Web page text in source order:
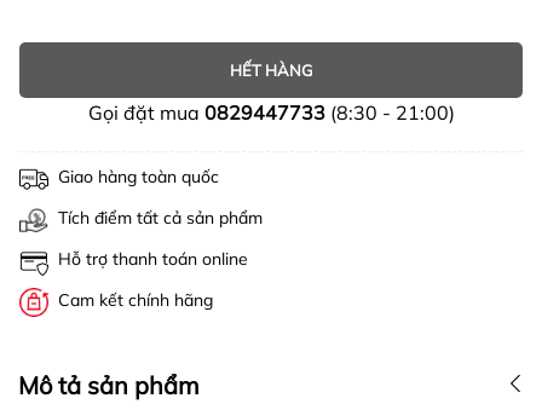
HẾT HÀNG
Gọi đặt mua 0829447733(8:30 - 21:00)
Giao hàng toàn quốc
Tích điểm tất cả sản phẩm
Hỗ trợ thanh toán online
Cam kết chính hãng
Mô tả sản phẩm